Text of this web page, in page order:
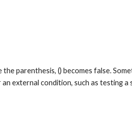
parenthesis, () becomes false.
external condition, such as testing a